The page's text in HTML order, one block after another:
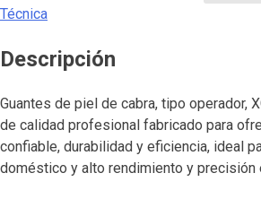
Técnica
Descripción
Guantes de piel de cabra, tipo operador,
de calidad profesional fabricado para
confiable, durabilidad y eficiencia, ideal
doméstico y alto rendimiento y precisión